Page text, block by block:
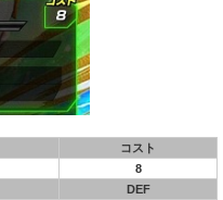
コスト
8
DEF